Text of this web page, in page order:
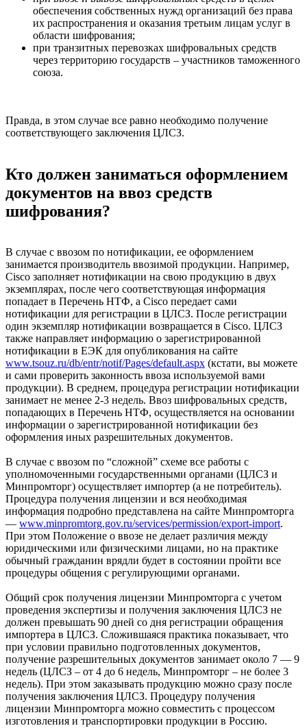
обеспечения собственных нужд организаций без права
их распространения и оказания третьим лицам услуг в
области шифрования;
при транзитных перевозках шифровальных средств
через территорию государств – участников таможенного
союза.
Правда, в этом случае все равно необходимо получение
соответствующего заключения ЦЛСЗ.
Кто должен заниматься оформлением
документов на ввоз средств
шифрования?
В случае с ввозом по нотификации, ее оформлением
занимается производитель ввозимой продукции. Например,
Cisco заполняет нотификации на свою продукцию в двух
экземплярах, после чего соответствующая информация
попадает в Перечень НТФ, а Cisco передает сами
нотификации для регистрации в ЦЛСЗ. После регистрации
один экземпляр нотификации возвращается в Cisco. ЦЛСЗ
также направляет информацию о зарегистрированной
нотификации в ЕЭК для опубликования на сайте
www.tsouz.ru/db/entr/notif/Pages/default.aspx (кстати, вы можете
и сами проверить законность ввоза используемой вами
продукции). В среднем, процедура регистрации нотификации
занимает не менее 2-3 недель. Ввоз шифровальных средств,
попадающих в Перечень НТФ, осуществляется на основании
информации о зарегистрированной нотификации без
оформления иных разрешительных документов.
В случае с ввозом по “сложной” схеме все работы с
уполномоченными государственными органами (ЦЛСЗ и
Минпромторг) осуществляет импортер (а не потребитель).
Процедура получения лицензии и вся необходимая
информация подробно представлена на сайте Минпромторга
— www.minpromtorg.gov.ru/services/permission/export-import.
При этом Положение о ввозе не делает различия между
юридическими или физическими лицами, но на практике
обычный гражданин врядли будет в состоянии пройти все
процедуры общения с регулирующими органами.
Общий срок получения лицензии Минпромторга с учетом
проведения экспертизы и получения заключения ЦЛСЗ не
должен превышать 90 дней со дня регистрации обращения
импортера в ЦЛСЗ. Сложившаяся практика показывает, что
при условии правильно подготовленных документов,
получение разрешительных документов занимает около 7 — 9
недель (ЦЛСЗ – от 4 до 6 недель, Минпромторг – не более 3
недель). При этом заказывать продукцию можно сразу после
получения заключения ЦЛСЗ. Процедуру получения
лицензии Минпромторга можно совместить с процессом
изготовления и транспортировки продукции в Россию.